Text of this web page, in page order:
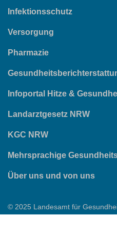
Infektionsschutz
Versorgung
Pharmazie
Infoportal Hitze &
Landarztgesetz NRW
KGC NRW
Mehrsprachige
Über uns und von uns
© 2025 Landesamt für
Westfalen